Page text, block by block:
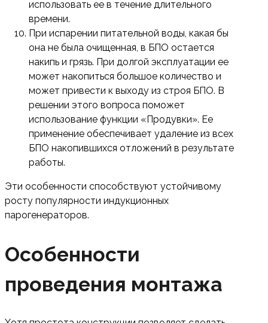
использовать ее в течение длительного
времени.
При испарении питательной воды, какая бы
она не была очищенная, в БПО остается
накипь и грязь. При долгой эксплуатации ее
может накопиться большое количество и
может привести к выходу из строя БПО. В
решении этого вопроса поможет
использование функции «Продувки». Ее
применение обеспечивает удаление из всех
БПО накопившихся отложений в результате
работы.
Эти особенности способствуют устойчивому
росту популярности индукционных
парогенераторов.
Особенности
проведения монтажа